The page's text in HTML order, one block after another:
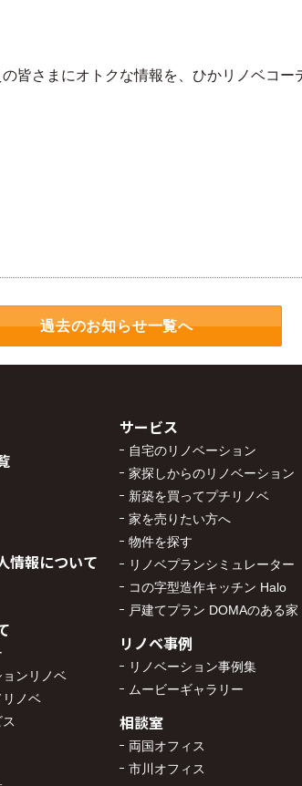
皆さまにオトクな情報を、ひかリノベコ
過去のお知らせ一覧へ
情報について
ンリノベ
ノベ
サービス
自宅のリノベーション
家探しからのリノベーション
新築を買ってプチリノベ
家を売りたい方へ
物件を探す
リノベプランシミュレーター
コの字型造作キッチン Halo
戸建てプラン DOMAのある家
リノベ事例
リノベーション事例集
ムービーギャラリー
相談室
両国オフィス
市川オフィス